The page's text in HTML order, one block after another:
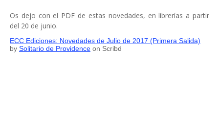
Os dejo con el PDF de estas novedades, en librerías a partir
del 20 de junio.
ECC Ediciones: Novedades de Julio de 2017 (Primera Salida)
by Solitario de Providence on Scribd